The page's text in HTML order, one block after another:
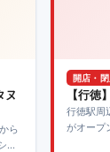
ヌ
ら
ョ
開店・
【行徳
行徳駅周
がオープ